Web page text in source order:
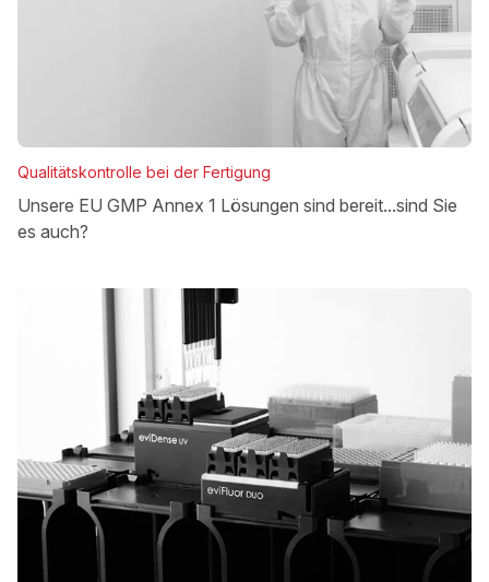
Qualitätskontrolle bei der Fertigung
Unsere EU GMP Annex 1 Lösungen sind bereit...sind Sie
es auch?